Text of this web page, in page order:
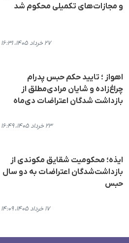
و مجازات‌های تکمیلی محکوم شد
۲۷ خرداد ۱۴۰۵، ۱۶:۳۱
اهواز ؛ تایید حکم حبس پدرام
چراغ‌زاده و شایان مرادی‌مطلق از
بازداشت شدگان اعتراضات دی‌ماه
۲۳ خرداد ۱۴۰۵، ۱۶:۴۹
ایذه؛ محکومیت شقایق مکوندی از
بازداشت‌شدگان اعتراضات به دو سال
حبس
۱۷ خرداد ۱۴۰۵، ۱۴:۰۹